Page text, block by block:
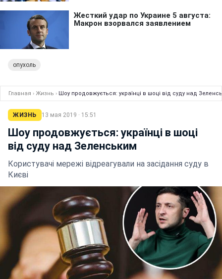
опухоль
Главная › Жизнь › Шоу продовжується: українці в шоці від суду над
ЖИЗНЬ 13 мая 2019 · 15:51
Шоу продовжується: українці в шоці
від суду над Зеленським
Користувачі мережі відреагували на засідання суду в
Києві